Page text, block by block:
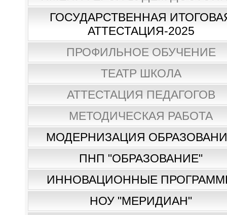
ГОСУДАРСТВЕННАЯ
АТТЕСТАЦИЯ-2025
ПРОФИЛЬНОЕ ОБУЧЕНИЕ
ТЕАТР ШКОЛА
АТТЕСТАЦИЯ ПЕДАГОГОВ
МЕТОДИЧЕСКАЯ РАБОТА
МОДЕРНИЗАЦИЯ
ПНП "ОБРАЗОВАНИЕ"
ИННОВАЦИОННЫЕ
НОУ "МЕРИДИАН"